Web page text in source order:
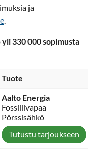
ja
yli 330 000 sopimusta
Tuote
Aalto Energia
Fossiilivapaa
Pörssisähkö
Tutustu tarjoukseen